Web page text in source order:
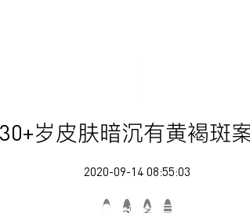
30+岁皮肤暗沉有黄褐斑
2020-09-14 08:55:03